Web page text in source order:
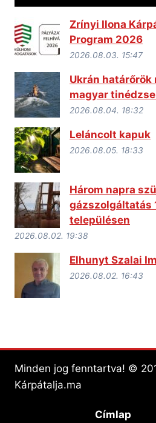
Zrínyi Ilona
Program 2026
2026.08.03. 15:47
Ukrán
magyar
2026.08.04. 18:32
Leláncolt kapuk
2026.08.05. 18:33
Három napra
gázszolgáltatás
településen
2026.08.02. 19:38
Elhunyt Szalai
2026.08.02. 16:43
Minden jog fenntartva! ©
Kárpátalja.ma
Címlap